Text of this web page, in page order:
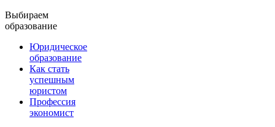
Выбираем
образование
Юридическое
образование
Как стать
успешным
юристом
Профессия
экономист